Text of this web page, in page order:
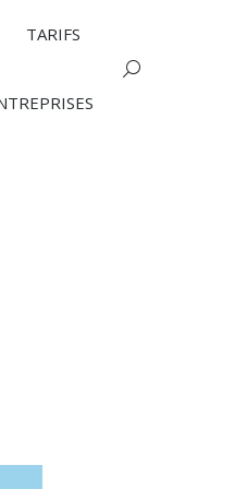
TARIFS
Search: